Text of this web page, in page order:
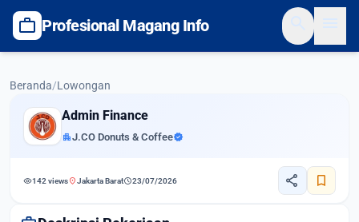
work Profesional Magang Info
Beranda/Lowongan
Admin Finance
apartmentJ.CO Donuts & Coffeeverified
visibility142 viewslocation_onJakarta Baratschedule23/07/2026 share bookmark